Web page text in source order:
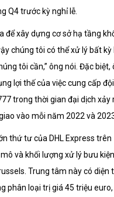
Q4 trước kỳ nghỉ lễ.
để xây dựng cơ sở hạ tầng
chúng tôi có thể xử lý bất kỳ
tôi cần,” ông nói. Đặc biệt,
lợi thế của việc cung cấp
trong thời gian đại dịch xảy
vào mỗi năm 2022 và
thứ tư của DHL Express trên
và khối lượng xử lý bưu
Trung tâm này có diện
phân loại trị giá 45 triệu